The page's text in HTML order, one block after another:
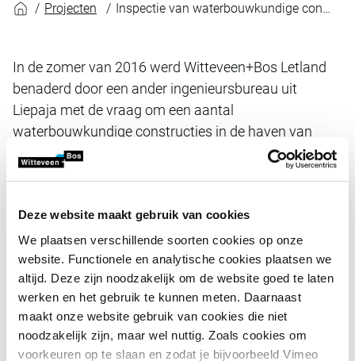
Deze website maakt gebruik van cookies
We plaatsen verschillende soorten cookies op onze
website. Functionele en analytische cookies plaatsen we
altijd. Deze zijn noodzakelijk om de website goed te laten
werken en het gebruik te kunnen meten. Daarnaast
maakt onze website gebruik van cookies die niet
noodzakelijk zijn, maar wel nuttig. Zoals cookies om
voorkeuren op te slaan en zodat je bijvoorbeeld Vimeo
Projecten Inspectie van waterbouwkundige constructies in haven van Liepaja
In de zomer van 2016 werd Witteveen+Bos Letland
benaderd door een ander ingenieursbureau uit
Liepaja met de vraag om een aantal
waterbouwkundige constructies in de haven van
deze Letse stad te inspecteren. De beoogde
inspectiewerkzaamheden omvatten onder meer een
naast ligplaats nr. 2 en ligplaats nr. 69. Voor de
onderwaterinspectie werd een derde partij ingehuurd.
Na uitvoering van de inspecties ter plaatse werden
inspectierapporten opgesteld. De uiteindelijke
opdrachtgever is de overheidsorganisatie die
verantwoordelijk is voor het onderhoud van alle militaire